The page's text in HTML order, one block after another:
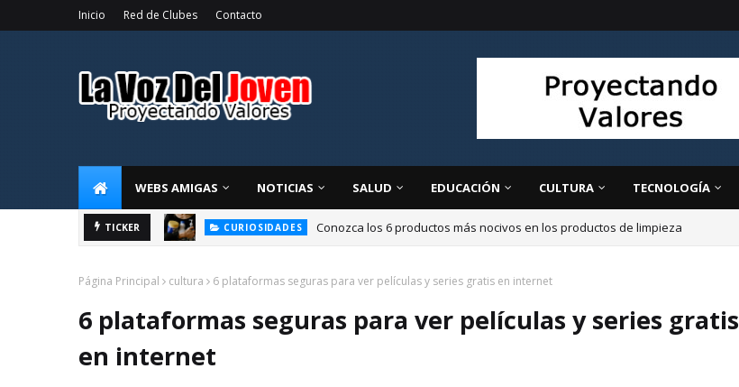
Inicio Red de Clubes Contacto
WEBS AMIGAS NOTICIAS SALUD EDUCACIÓN CULTURA TECNOLOGÍA
TICKER CURIOSIDADES Conozca los 6 productos más nocivos en los productos de limpieza
Página Principal cultura 6 plataformas seguras para ver películas y series gratis en internet
6 plataformas seguras para ver películas y series gratis
en internet